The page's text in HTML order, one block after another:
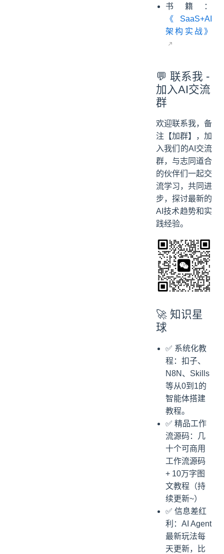
书籍：
《SaaS+AI
架构实战》
💬 联系我 -
加入AI交流
群
欢迎联系我，备
注【加群】，加
入我们的AI交流
群，与志同道合
的伙伴们一起交
流学习，共同进
步，探讨最新的
AI技术趋势和实
践经验。
🚀 知识星
球
✅ 系统化教
程：扣子、
N8N、Skills
等从0到1的
智能体搭建
教程。
✅ 精品工作
流源码：几
十个可商用
工作流源码
+ 10万字图
文教程（持
续更新~）
✅ 信息差红
利：AI Agent
最新玩法每
天更新，比